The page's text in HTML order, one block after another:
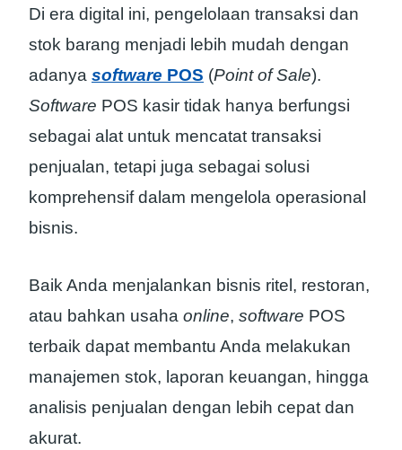
Di era digital ini, pengelolaan transaksi dan
stok barang menjadi lebih mudah dengan
adanya software POS (Point of Sale).
Software POS kasir tidak hanya berfungsi
sebagai alat untuk mencatat transaksi
penjualan, tetapi juga sebagai solusi
komprehensif dalam mengelola operasional
bisnis.
Baik Anda menjalankan bisnis ritel, restoran,
atau bahkan usaha online, software POS
terbaik dapat membantu Anda melakukan
manajemen stok, laporan keuangan, hingga
analisis penjualan dengan lebih cepat dan
akurat.